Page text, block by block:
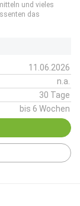
und vieles
das
11.06.2026
n.a.
30 Tage
bis 6 Wochen